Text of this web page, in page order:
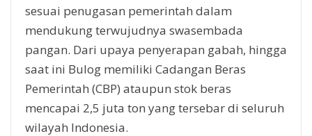
sesuai penugasan pemerintah dalam
mendukung terwujudnya swasembada
pangan. Dari upaya penyerapan gabah, hingga
saat ini Bulog memiliki Cadangan Beras
Pemerintah (CBP) ataupun stok beras
mencapai 2,5 juta ton yang tersebar di seluruh
wilayah Indonesia.